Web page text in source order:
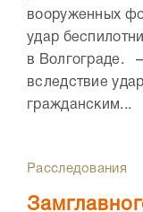
вооруженных
удар
в Волгограде.
вследствие
гражданским...
Расследования